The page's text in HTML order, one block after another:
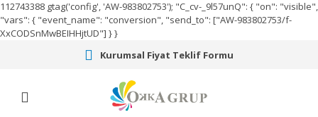
112743388 gtag('config', 'AW-983802753'); "C_cv-_9l57unQ": { "on": "visible",
"vars": { "event_name": "conversion", "send_to": ["AW-983802753/f-
XxCODSnMwBEIHHjtUD"] } }
Kurumsal Fiyat Teklif Formu